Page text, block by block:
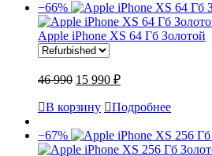
−66%
Apple iPhone XS 64 Гб Золотой
46 990 15 990 ₽
В корзину Подробнее
−67%